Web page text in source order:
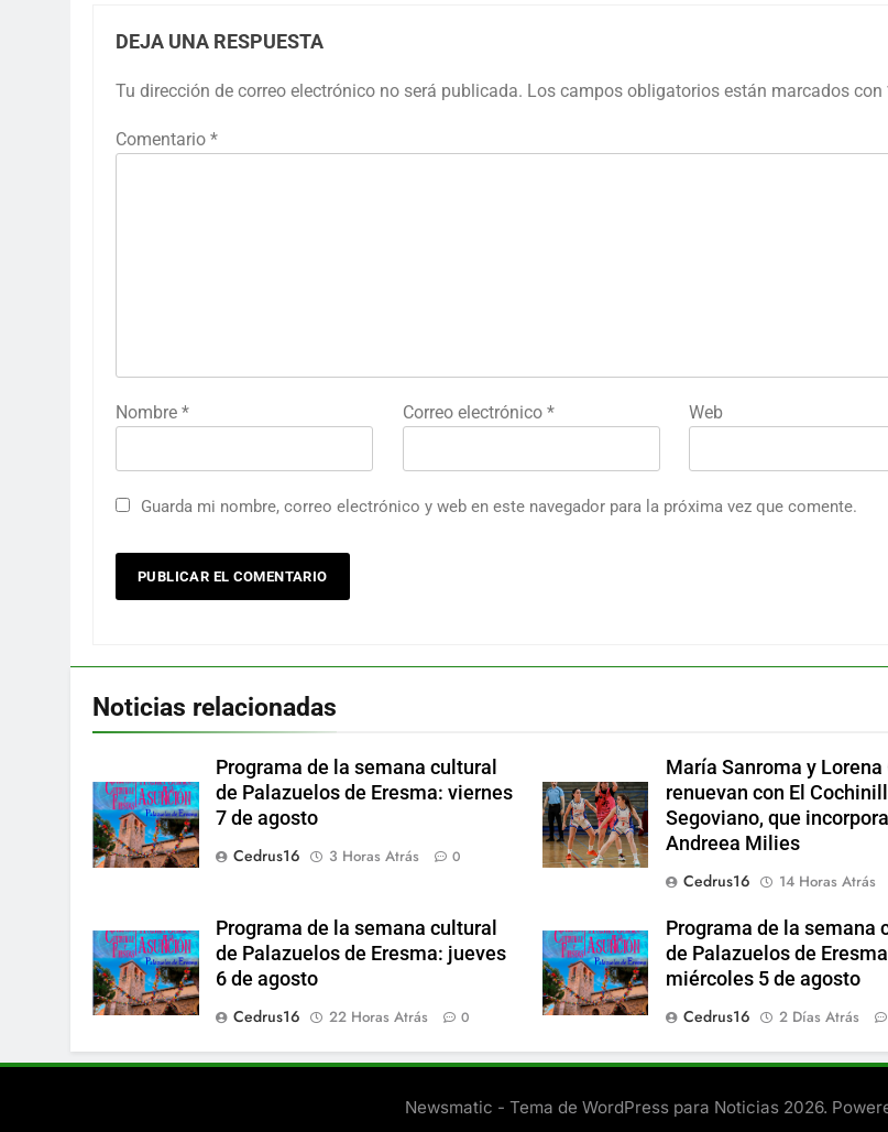
DEJA UNA RESPUESTA
Tu dirección de correo electrónico no será publicada. Los campos obligatorios están marcados con
Comentario *
Nombre * Correo electrónico * Web
Guarda mi nombre, correo electrónico y web en este navegador para la próxima vez que comente.
Noticias relacionadas
Programa de la semana cultural
de Palazuelos de Eresma: viernes
7 de agosto
Cedrus16
3 Horas Atrás 0
María Sanroma y Lorena
renuevan con El
Segoviano, que
Andreea Milies
Cedrus16
14 Horas Atrás
Programa de la semana cultural
de Palazuelos de Eresma: jueves
6 de agosto
Cedrus16
22 Horas Atrás 0
Programa de la semana
de Palazuelos de
miércoles 5 de agosto
Cedrus16
2 Días Atrás
Newsmatic - Tema de WordPress para Noticias 2026.